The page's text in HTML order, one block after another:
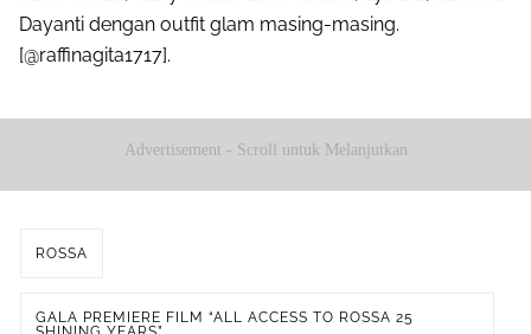
Dayanti dengan outfit glam masing-masing.
[@raffinagita1717].
Advertisement - Scroll untuk Melanjutkan
ROSSA
GALA PREMIERE FILM “ALL ACCESS TO ROSSA 25